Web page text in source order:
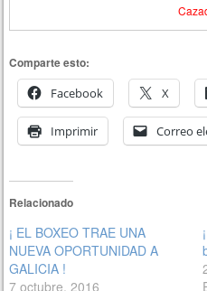
Comparte esto:
Facebook
X
Imprimir Correo
Relacionado
¡ EL BOXEO TRAE UNA
NUEVA OPORTUNIDAD A
GALICIA !
7 octubre, 2016